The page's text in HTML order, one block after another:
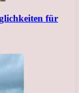
für